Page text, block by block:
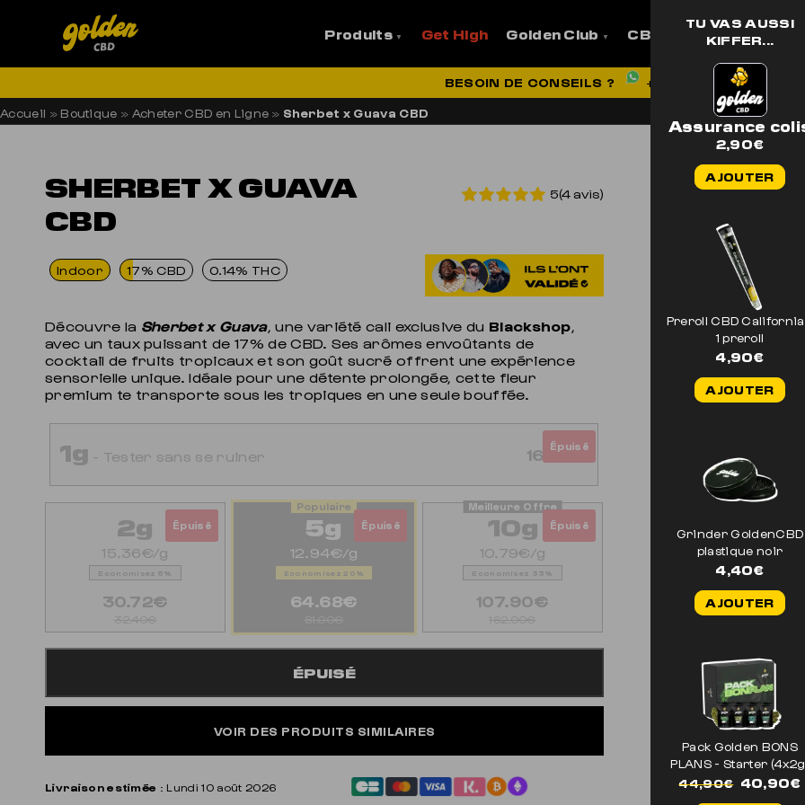
Produits Get High Golden Club CBD Pro Aide et
LIVRAISON OFFERTE EN FRANCE
BESOIN DE CONSEILS ? +33 7 56 93 14 20
Accueil » Boutique » Acheter CBD en Ligne » Sherbet x Guava CBD
SHERBET X GUAVA
CBD
5(4 avis)
Indoor 17% CBD 0.14% THC
Découvre la Sherbet x Guava, une variété cali exclusive du Blackshop
avec un taux puissant de 17% de CBD. Ses arômes envoûtants de
cocktail de fruits tropicaux et son goût sucré offrent une expérience
sensorielle unique. Idéale pour une détente prolongée, cette fleur
premium te transporte sous les tropiques en une seule bouffée.
1g - Tester sans se ruiner 16.20€
Épuisé
2g
15.36€/g
Economisez 5%
30.72€
Épuisé 5g
12.94€/g
Economisez 20%
64.68€
Épuisé 10g
10.79€/g
Economisez 33%
107.90€
Épuisé
ÉPUISÉ
VOIR DES PRODUITS SIMILAIRES
Livraison estimée : Lundi 10 août 2026
TU VAS AUSSI
KIFFER...
Assurance
2,90€
AJOUTER
Preroll CBD
1 preroll
4,90€
AJOUTER
Grinder GoldenCBD
plastique noir
4,40€
AJOUTER
Pack Golden BONS
PLANS - Starter
44,90€ Le
prix
40,90€